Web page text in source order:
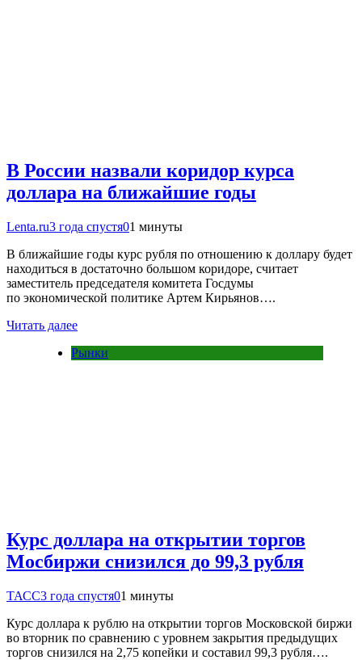
В России назвали коридор курса
доллара на ближайшие годы
Lenta.ru3 года спустя01 минуты
В ближайшие годы курс рубля по отношению к доллару будет
находиться в достаточно большом коридоре, считает
заместитель председателя комитета Госдумы
по экономической политике Артем Кирьянов….
Читать далее
Рынки
Курс доллара на открытии торгов
Мосбиржи снизился до 99,3 рубля
ТАСС3 года спустя01 минуты
Курс доллара к рублю на открытии торгов Московской биржи
во вторник по сравнению с уровнем закрытия предыдущих
торгов снизился на 2,75 копейки и составил 99,3 рубля….